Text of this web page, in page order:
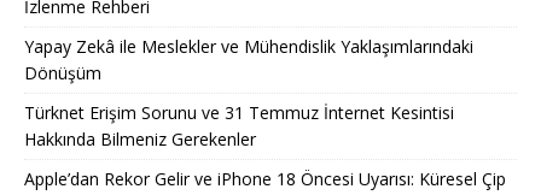
İzlenme Rehberi
Yapay Zekâ ile Meslekler ve Mühendislik Yaklaşımlarındaki
Dönüşüm
Türknet Erişim Sorunu ve 31 Temmuz İnternet Kesintisi
Hakkında Bilmeniz Gerekenler
Apple’dan Rekor Gelir ve iPhone 18 Öncesi Uyarısı: Küresel Çip